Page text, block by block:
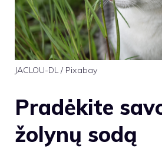
JACLOU-DL / Pixabay
Pradėkite
žolynų sodą